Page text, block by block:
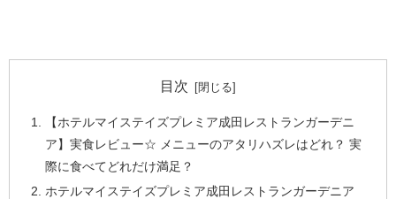
目次
【ホテルマイステイズプレミア成田レストランガーデニ
ア】実食レビュー☆ メニューのアタリハズレはどれ？ 実
際に食べてどれだけ満足？
ホテルマイステイズプレミア成田レストランガーデニア